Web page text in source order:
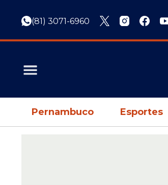
(81) 3071-6960
Pernambuco Esportes